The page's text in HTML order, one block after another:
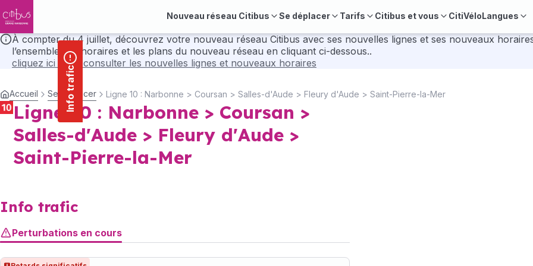
principal
Nouveau réseau Citibus Se déplacer Tarifs Citibus et vous CitiVéloLangues
À compter du 4 juillet, découvrez votre nouveau réseau Citibus avec ses nouvelles lignes et ses nouveaux horaires. Pour préparer vos déplacements,
l’ensemble des horaires et les plans du nouveau réseau en cliquant ci-dessous..
cliquez ici pour consulter les nouvelles lignes et nouveaux horaires
Info trafic
Accueil Se déplacer Ligne 10 : Narbonne > Coursan > Salles-d'Aude > Fleury d'Aude > Saint-Pierre-la-Mer
Ligne 10 : Narbonne > Coursan >
Salles-d'Aude > Fleury d'Aude >
Saint-Pierre-la-Mer
Info trafic
Perturbations en cours
Panneau de gestion des cookies